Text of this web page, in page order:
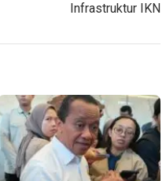
Infrastruktur IKN